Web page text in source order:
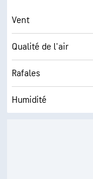
Vent
Qualité de l'air
Rafales
Humidité